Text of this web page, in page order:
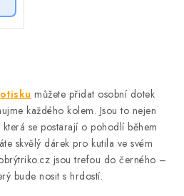
můžete přidat osobní dotek
každého kolem. Jsou to nejen
se postarají o pohodlí během
skvělý dárek pro kutila ve svém
jsou trefou do černého –
bude nosit s hrdostí.